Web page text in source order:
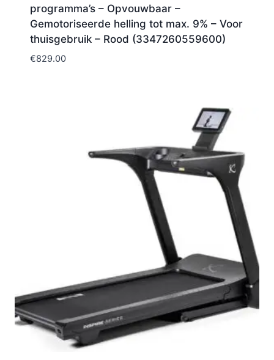
programma’s – Opvouwbaar –
Gemotoriseerde helling tot max. 9% – Voor
thuisgebruik – Rood (3347260559600)
€829.00